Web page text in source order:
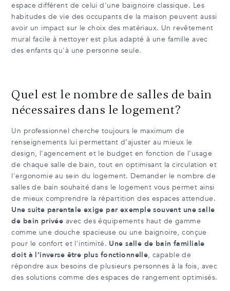
espace différent de celui d'une baignoire classique. Les
habitudes de vie des occupants de la maison peuvent aussi
avoir un impact sur le choix des matériaux. Un revêtement
mural facile à nettoyer est plus adapté à une famille avec
des enfants qu'à une personne seule.
Quel est le nombre de salles de bain
nécessaires dans le logement?
Un professionnel cherche toujours le maximum de
renseignements lui permettant d’ajuster au mieux le
design, l'agencement et le budget en fonction de l’usage
de chaque salle de bain, tout en optimisant la circulation et
l'ergonomie au sein du logement. Demander le nombre de
salles de bain souhaité dans le logement vous permet ainsi
de mieux comprendre la répartition des espaces attendue.
Une suite parentale exige par exemple souvent une salle
de bain privée avec des équipements haut de gamme
comme une douche spacieuse ou une baignoire, conçue
pour le confort et l'intimité. Une salle de bain familiale
doit à l’inverse être plus fonctionnelle, capable de
répondre aux besoins de plusieurs personnes à la fois, avec
des solutions comme des espaces de rangement optimisés.